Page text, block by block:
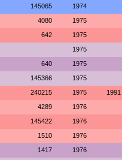
145065 1974
4080 1975
642 1975
1975
640 1975
145366 1975
240215 1975 1991
4289 1976
145422 1976
1510 1976
1417 1976